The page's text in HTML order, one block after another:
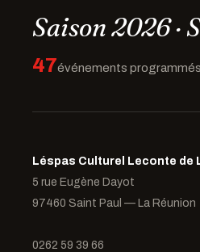
Saison 2026 ·
47événements programmés
Léspas Culturel Leconte de
5 rue Eugène Dayot
97460 Saint Paul — La Réunion
0262 59 39 66